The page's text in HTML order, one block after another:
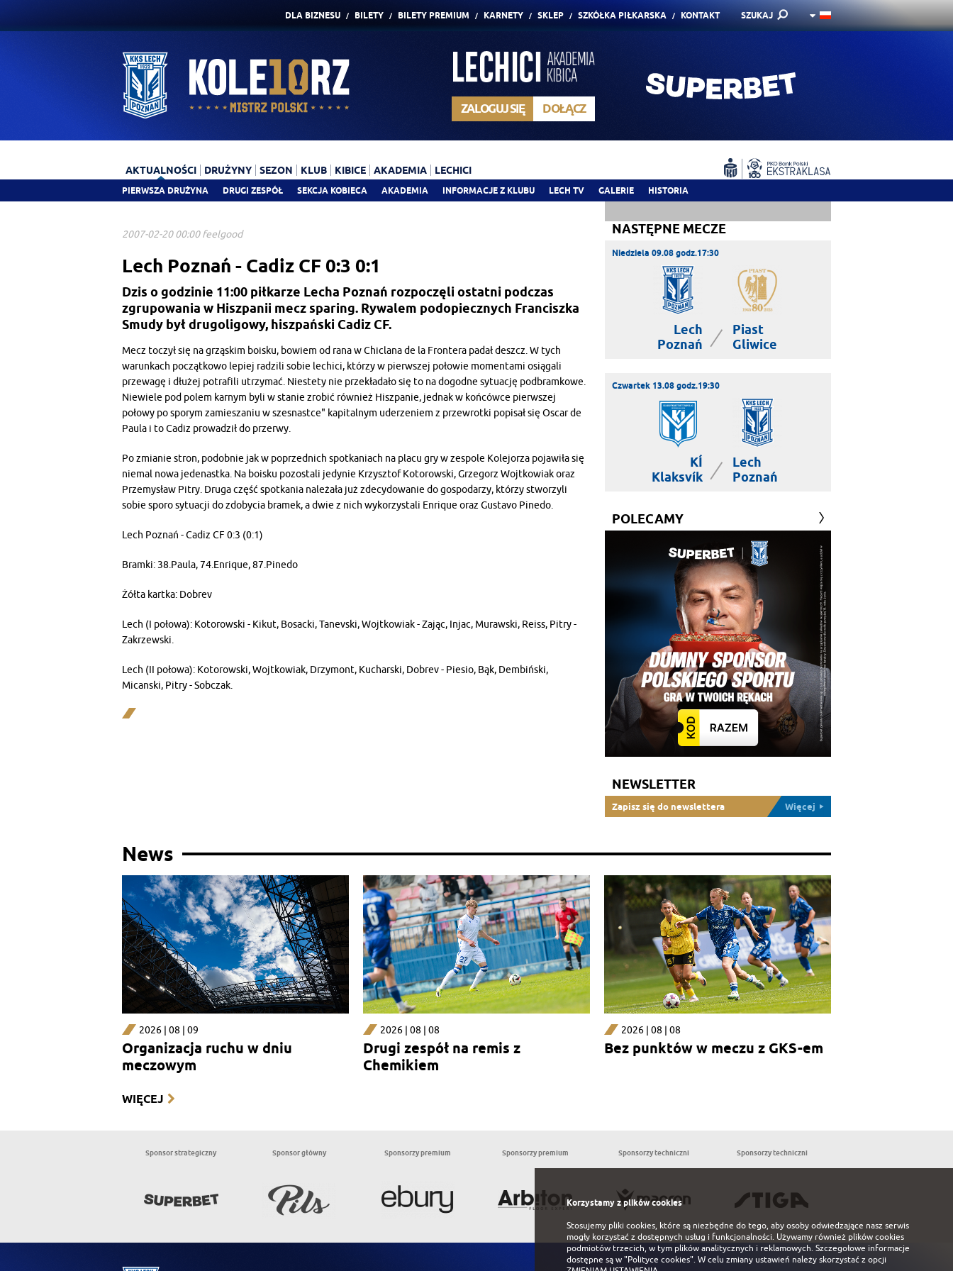
DLA BIZNESU BILETY BILETY PREMIUM KARNETY SKLEP SZKÓŁKA PIŁKARSKA KONTAKT SZUKAJ
ZALOGUJ SIĘ DOŁĄCZ
AKTUALNOŚCI
PIERWSZA DRUŻYNA DRUGI ZESPÓŁ SEKCJA KOBIECA AKADEMIA INFORMACJE Z KLUBU LECH TV GALERIE HISTORIA
DRUŻYNY SEZON KLUB KIBICE AKADEMIA LECHICI
2007-02-20 00:00 feelgood
Lech Poznań - Cadiz CF 0:3 0:1
Dzis o godzinie 11:00 piłkarze Lecha Poznań rozpoczęli ostatni podczas
zgrupowania w Hiszpanii mecz sparing. Rywalem podopiecznych Franciszka
Smudy był drugoligowy, hiszpański Cadiz CF.
Mecz toczył się na grząskim boisku, bowiem od rana w Chiclana de la Frontera padał deszcz. W tych
warunkach początkowo lepiej radzili sobie lechici, którzy w pierwszej połowie momentami osiągali
przewagę i dłużej potrafili utrzymać. Niestety nie przekładało się to na dogodne sytuację podbramkowe.
Niewiele pod polem karnym byli w stanie zrobić również Hiszpanie, jednak w końcówce pierwszej
połowy po sporym zamieszaniu w szesnastce" kapitalnym uderzeniem z przewrotki popisał się Oscar de
Paula i to Cadiz prowadził do przerwy.
Po zmianie stron, podobnie jak w poprzednich spotkaniach na placu gry w zespole Kolejorza pojawiła się
niemal nowa jedenastka. Na boisku pozostali jedynie Krzysztof Kotorowski, Grzegorz Wojtkowiak oraz
Przemysław Pitry. Druga część spotkania należała już zdecydowanie do gospodarzy, którzy stworzyli
sobie sporo sytuacji do zdobycia bramek, a dwie z nich wykorzystali Enrique oraz Gustavo Pinedo.
Lech Poznań - Cadiz CF 0:3 (0:1)
Bramki: 38.Paula, 74.Enrique, 87.Pinedo
Żółta kartka: Dobrev
Lech (I połowa): Kotorowski - Kikut, Bosacki, Tanevski, Wojtkowiak - Zając, Injac, Murawski, Reiss, Pitry -
Zakrzewski.
Lech (II połowa): Kotorowski, Wojtkowiak, Drzymont, Kucharski, Dobrev - Piesio, Bąk, Dembiński,
Micanski, Pitry - Sobczak.
NASTĘPNE MECZE
Niedziela 09.08 godz.17:30
Lech
Poznań
|
Piast
Gliwice
Czwartek 13.08 godz.19:30
KÍ
Klaksvík
|
Lech
Poznań
POLECAMY
NEWSLETTER
Zapisz się do newslettera Więcej
News
2026 | 08 | 09
Organizacja ruchu w dniu
meczowym
2026 | 08 | 08
Drugi zespół na remis z
Chemikiem
2026 | 08 | 08
Bez punktów w meczu z GKS-em
WIĘCEJ
Sponsor strategiczny Sponsor główny Sponsorzy premium Sponsorzy premium Sponsorzy techniczni Sponsorzy techniczni
Korzystamy z plików cookies
Stosujemy pliki cookies, które są niezbędne do tego, aby osoby odwiedzające nasz serwis
mogły korzystać z dostępnych usług i funkcjonalności. Używamy również plików cookies
podmiotów trzecich, w tym plików analitycznych i reklamowych. Szczegołowe informacje
dostępne są w"Polityce cookies". W celu zmiany ustawień należy skorzystać z opcji